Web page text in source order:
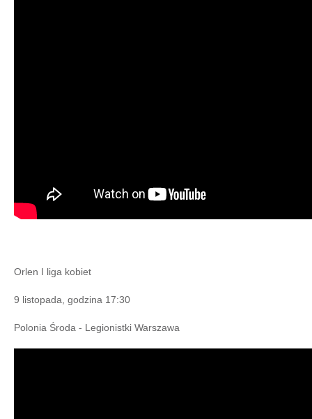
Orlen I liga kobiet
9 listopada, godzina 17:30
Polonia Środa - Legionistki Warszawa